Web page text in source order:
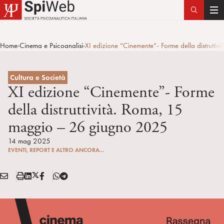
T
g
a
Home>Cinema e Psicoanalisi>XI edizione “Cinemente”- Forme della
Cultura e Società
XI edizione “Cinemente”- Forme
della distruttività. Roma, 15
maggio – 26 giugno 2025
14 mag 2025
EVENTI, REPORT E ALTRO ANCORA...
Condividi:
E
A
S
a
m
L
n
X
T
F
T
l